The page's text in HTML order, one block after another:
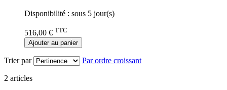
Disponibilité : sous 5 jour(s)
516,00 € TTC
Ajouter au panier
Trier par Par ordre croissant
2 articles